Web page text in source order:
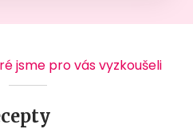
jsme pro vás vyzkoušeli